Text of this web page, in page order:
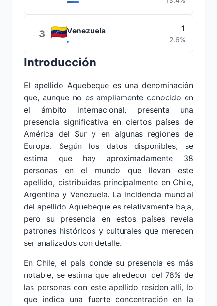
3 Venezuela 1
2.6%
Introducción
El apellido Aquebeque es una denominación
que, aunque no es ampliamente conocido en
el ámbito internacional, presenta una
presencia significativa en ciertos países de
América del Sur y en algunas regiones de
Europa. Según los datos disponibles, se
estima que hay aproximadamente 38
personas en el mundo que llevan este
apellido, distribuidas principalmente en Chile,
Argentina y Venezuela. La incidencia mundial
del apellido Aquebeque es relativamente baja,
pero su presencia en estos países revela
patrones históricos y culturales que merecen
ser analizados con detalle.
En Chile, el país donde su presencia es más
notable, se estima que alrededor del 78% de
las personas con este apellido residen allí, lo
que indica una fuerte concentración en la